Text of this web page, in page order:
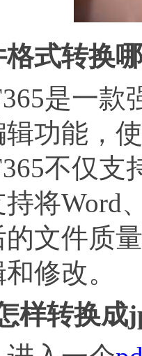
格式转换
是一款
功能，
不仅支
将Word
文件质
修改。
样转换成